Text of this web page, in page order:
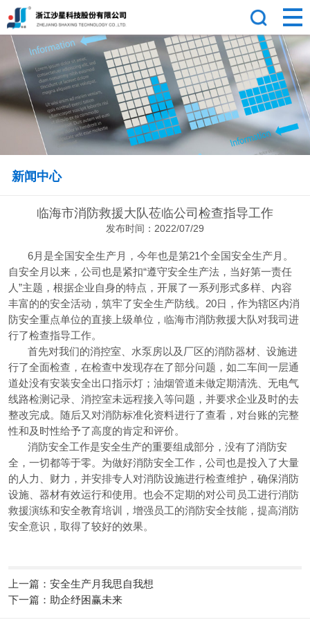
新闻中心
临海市消防救援大队莅临公司检查指导工作
发布时间：2022/07/29
6月是全国安全生产月，今年也是第21个全国安全生产月。
自安全月以来，公司也是紧扣“遵守安全生产法，当好第一责任
人”主题，根据企业自身的特点，开展了一系列形式多样、内容
丰富的的安全活动，筑牢了安全生产防线。20日，作为辖区内消
防安全重点单位的直接上级单位，临海市消防救援大队对我司进
行了检查指导工作。
首先对我们的消控室、水泵房以及厂区的消防器材、设施进
行了全面检查，在检查中发现存在了部分问题，如二车间一层通
道处没有安装安全出口指示灯；油烟管道未做定期清洗、无电气
线路检测记录、消控室未远程接入等问题，并要求企业及时的去
整改完成。随后又对消防标准化资料进行了查看，对台账的完整
性和及时性给予了高度的肯定和评价。
消防安全工作是安全生产的重要组成部分，没有了消防安
全，一切都等于零。为做好消防安全工作，公司也是投入了大量
的人力、财力，并安排专人对消防设施进行检查维护，确保消防
设施、器材有效运行和使用。也会不定期的对公司员工进行消防
救援演练和安全教育培训，增强员工的消防安全技能，提高消防
安全意识，取得了较好的效果。
上一篇：安全生产月我思自我想
下一篇：助企纾困赢未来